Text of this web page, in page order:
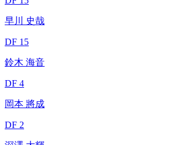
早川 史哉
DF 15
鈴木 海音
DF 4
岡本 將成
DF 2